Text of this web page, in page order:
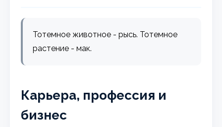
Тотемное животное - рысь. Тотемное
растение - мак.
Карьера, профессия и
бизнес